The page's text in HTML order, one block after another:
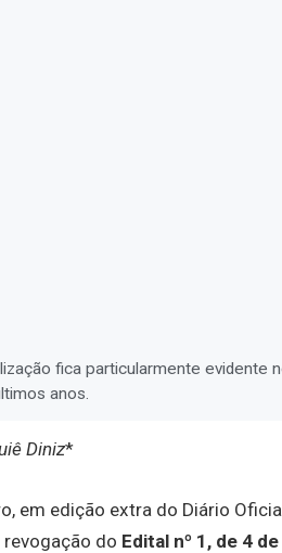
fica particularmente evidente
anos.
Diniz*
em edição extra do Diário
revogação do Edital nº 1, de 4